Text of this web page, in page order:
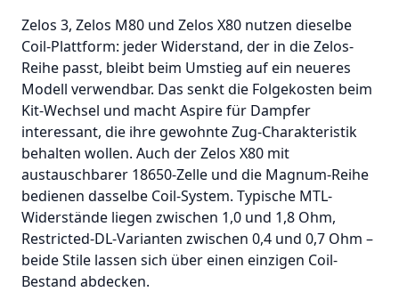
Zelos 3, Zelos M80 und Zelos X80 nutzen dieselbe
Coil-Plattform: jeder Widerstand, der in die Zelos-
Reihe passt, bleibt beim Umstieg auf ein neueres
Modell verwendbar. Das senkt die Folgekosten beim
Kit-Wechsel und macht Aspire für Dampfer
interessant, die ihre gewohnte Zug-Charakteristik
behalten wollen. Auch der Zelos X80 mit
austauschbarer 18650-Zelle und die Magnum-Reihe
bedienen dasselbe Coil-System. Typische MTL-
Widerstände liegen zwischen 1,0 und 1,8 Ohm,
Restricted-DL-Varianten zwischen 0,4 und 0,7 Ohm –
beide Stile lassen sich über einen einzigen Coil-
Bestand abdecken.